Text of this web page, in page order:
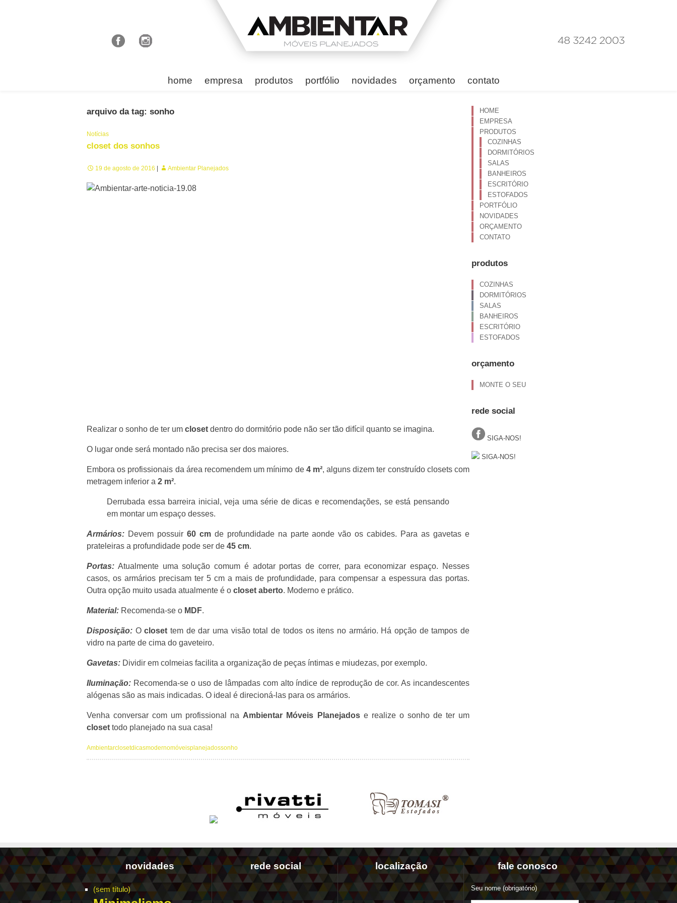
home empresa produtos portfólio novidades orçamento contato
arquivo da tag: sonho
Notícias
closet dos sonhos
19 de agosto de 2016 Ambientar Planejados
Realizar o sonho de ter um closet dentro do dormitório pode não ser tão difícil quanto se imagina.
O lugar onde será montado não precisa ser dos maiores.
Embora os profissionais da área recomendem um mínimo de 4 m², alguns dizem ter construído closets com
metragem inferior a 2 m².
Derrubada essa barreira inicial, veja uma série de dicas e recomendações, se está pensando
em montar um espaço desses.
Armários: Devem possuir 60 cmde profundidade na parte aonde vão os cabides. Para as gavetas e
prateleiras a profundidade pode ser de 45 cm.
Portas: Atualmente uma solução comum é adotar portas de correr, para economizar espaço. Nesses
casos, os armários precisam ter 5 cm a mais de profundidade, para compensar a espessura das portas.
Outra opção muito usada atualmente é o closet aberto. Moderno e prático.
Material: Recomenda-se o MDF.
Disposição: Ocloset tem de dar uma visão total de todos os itens no armário. Há opção de tampos de
vidro na parte de cima do gaveteiro.
Gavetas: Dividir em colmeias facilita a organização de peças íntimas e miudezas, por exemplo.
Iluminação: Recomenda-se o uso de lâmpadas com alto índice de reprodução de cor. As incandescentes
alógenas são as mais indicadas. O ideal é direcioná-las para os armários.
Venha conversar com um profissional na Ambientar Móveis Planejadose realize o sonho de ter um
closet todo planejado na sua casa!
Ambientarclosetdicasmodernomóveisplanejadossonho
HOME
EMPRESA
PRODUTOS
COZINHAS
DORMITÓRIOS
SALAS
BANHEIROS
ESCRITÓRIO
ESTOFADOS
PORTFÓLIO
NOVIDADES
ORÇAMENTO
CONTATO
produtos
COZINHAS
DORMITÓRIOS
SALAS
BANHEIROS
ESCRITÓRIO
ESTOFADOS
orçamento
MONTE O SEU
rede social
SIGA-NOS!
SIGA-NOS!
novidades
(sem título)
rede social localização fale conosco
Seu nome (obrigatório)